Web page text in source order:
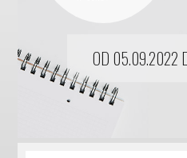
OD 05.09.2022